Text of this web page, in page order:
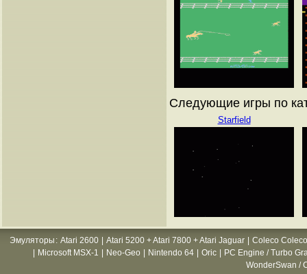
Следующие игры по
Starfield
Эмуляторы : Atari 2600 Atari 5200 + Atari 7800 + Atari Jaguar
Coleco
Microsoft MSX-1 Neo-Geo Nintendo 64 Oric
PC Engine / Turbo
WonderSwan /